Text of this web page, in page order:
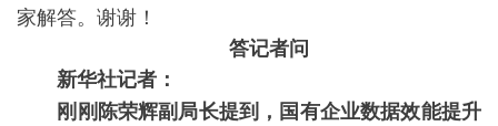
家解答。谢谢！
答记者问
新华社记者：
刚刚陈荣辉副局长提到，国有企业数据效能提升